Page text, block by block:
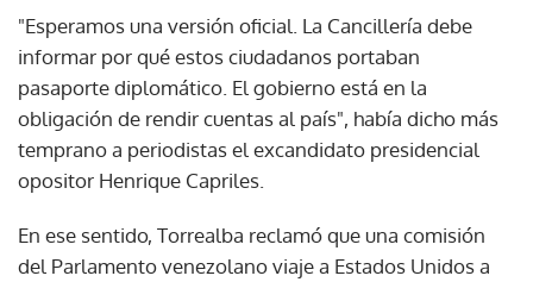
"Esperamos una versión oficial. La Cancillería debe
informar por qué estos ciudadanos portaban
pasaporte diplomático. El gobierno está en la
obligación de rendir cuentas al país", había dicho más
temprano a periodistas el excandidato presidencial
opositor Henrique Capriles.
En ese sentido, Torrealba reclamó que una comisión
del Parlamento venezolano viaje a Estados Unidos a